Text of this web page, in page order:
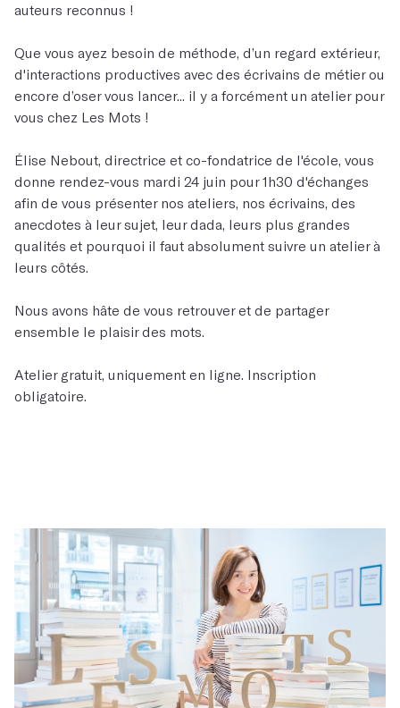
auteurs reconnus !
Que vous ayez besoin de méthode, d’un regard extérieur,
d'interactions productives avec des écrivains de métier ou
encore d’oser vous lancer... il y a forcément un atelier pour
vous chez Les Mots !
Élise Nebout, directrice et co-fondatrice de l'école, vous
donne rendez-vous mardi 24 juin pour 1h30 d'échanges
afin de vous présenter nos ateliers, nos écrivains, des
anecdotes à leur sujet, leur dada, leurs plus grandes
qualités et pourquoi il faut absolument suivre un atelier à
leurs côtés.
Nous avons hâte de vous retrouver et de partager
ensemble le plaisir des mots.
Atelier gratuit, uniquement en ligne. Inscription
obligatoire.